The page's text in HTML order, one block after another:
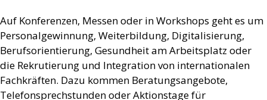
Auf Konferenzen, Messen oder in Workshops geht es um
Personalgewinnung, Weiterbildung, Digitalisierung,
Berufsorientierung, Gesundheit am Arbeitsplatz oder
die Rekrutierung und Integration von internationalen
Fachkräften. Dazu kommen Beratungsangebote,
Telefonsprechstunden oder Aktionstage für